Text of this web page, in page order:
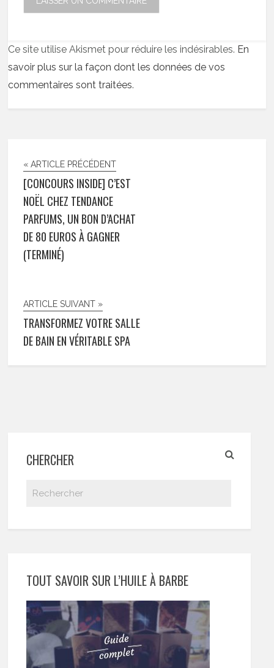
Ce site utilise Akismet pour réduire les indésirables. En
savoir plus sur la façon dont les données de vos
commentaires sont traitées.
« ARTICLE PRÉCÉDENT
[CONCOURS INSIDE] C’EST
NOËL CHEZ TENDANCE
PARFUMS, UN BON D’ACHAT
DE 80 EUROS À GAGNER
(TERMINÉ)
ARTICLE SUIVANT »
TRANSFORMEZ VOTRE SALLE
DE BAIN EN VÉRITABLE SPA
CHERCHER
TOUT SAVOIR SUR L’HUILE À BARBE